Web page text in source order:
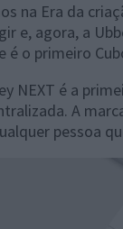
na Era da
e, agora, a
é o primeiro
NEXT é a
A
pessoa